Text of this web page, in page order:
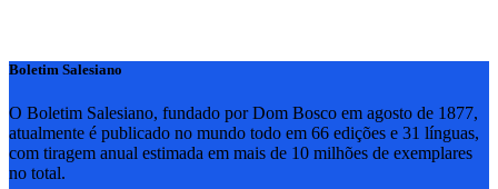
Boletim Salesiano
O Boletim Salesiano, fundado por Dom Bosco em agosto de 1877,
atualmente é publicado no mundo todo em 66 edições e 31 línguas,
com tiragem anual estimada em mais de 10 milhões de exemplares
no total.